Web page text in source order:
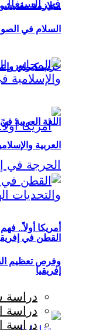
حزب كيراي
أمريكا أولاً..
إفريقيا
السلام في
اللغة العربية
العربية
القطن في
وفرص تعظيم
دراسة
دراسة
دراسة